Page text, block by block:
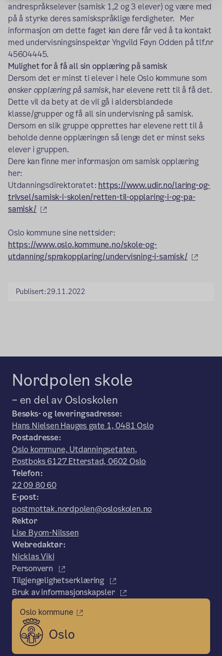
andrespråkselever (samisk 1,2 og 3 elever) og være med
på å styrke deres samiskspråklige ferdigheter. Mer
informasjon om dette faget kan dere får ved å ta kontakt
med undervisningsinspektør Yngvild Føyn Odden på tlf.nr
45604445.
Mulighet for å få all sin opplæring på samisk
Dersom det er minst ti elever i hele Oslo kommune som
ønskeropplæring på samisk, har elevene rett til å få det.
Dette vil da bety at de vil gå i aldersblandede
klasse/grupper og få all sin undervisning på samisk.
Dersom en slik gruppe opprettes har elevene rett til å
beholde denne opplæringen så lenge det er minst seks
elever i gruppen.
Dere kan finne mer informasjon om samisk opplæring
her:
Utdanningsdirektoratet: https://www.udir.no/laring-og-
trivsel/samisk-i-skolen/retten-til-opplaring-i-og-pa-
samisk/
(ekstern lenke)
Oslo kommune sine nettsider:
https://www.oslo.kommune.no/skole-og-
utdanning/sprakopplaring/undervisning-i-samisk/
Publisert:29.11.2022
Nordpolen skole
– en del av Osloskolen
Besøks- og leveringsadresse:
Hans Nielsen Hauges gate 1, 0481 Oslo
Postadresse:
Oslo kommune, Utdanningsetaten,
Postboks 6127 Etterstad, 0602 Oslo
Telefon:
22 09 80 60
E-post:
postmottak.nordpolen@osloskolen.no
Rektor
Lise Byom-Nilssen
Webredaktør:
Nicklas Viki
Personvern
Tilgjengelighetserklæring
Bruk av informasjonskapsler
Oslo kommune